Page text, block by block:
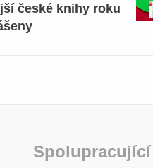
české knihy roku